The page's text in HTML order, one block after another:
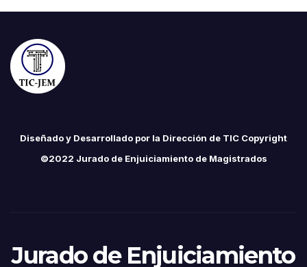
Diseñado y Desarrollado por la Dirección de TIC Copyright
©2022 Jurado de Enjuiciamiento de Magistrados
Jurado de Enjuiciamiento